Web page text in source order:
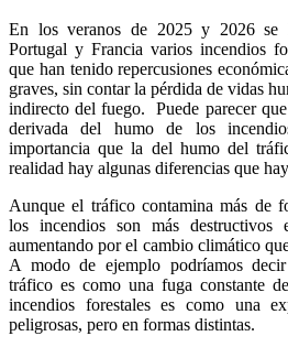
En los veranos de 2025 y 2026 se
Portugal y Francia varios incendios
que han tenido repercusiones
graves, sin contar la pérdida de vidas
indirecto del fuego. Puede parecer
derivada del humo de los
importancia que la del humo del
realidad hay algunas diferencias que
Aunque el tráfico contamina más de
los incendios son más
aumentando por el cambio climático
A modo de ejemplo podríamos
tráfico es como una fuga constante
incendios forestales es como una
peligrosas, pero en formas distintas.